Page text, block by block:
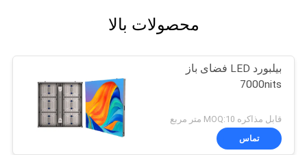
محصولات بالا
بیلبورد LED فضای باز
7000nits
قابل مذاکره MOQ:10 متر مربع
تماس